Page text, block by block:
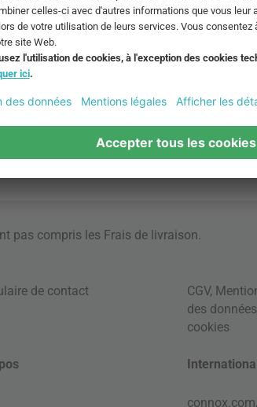
pas compris les Frais de livraison
de contact CGV,
des données
cookies